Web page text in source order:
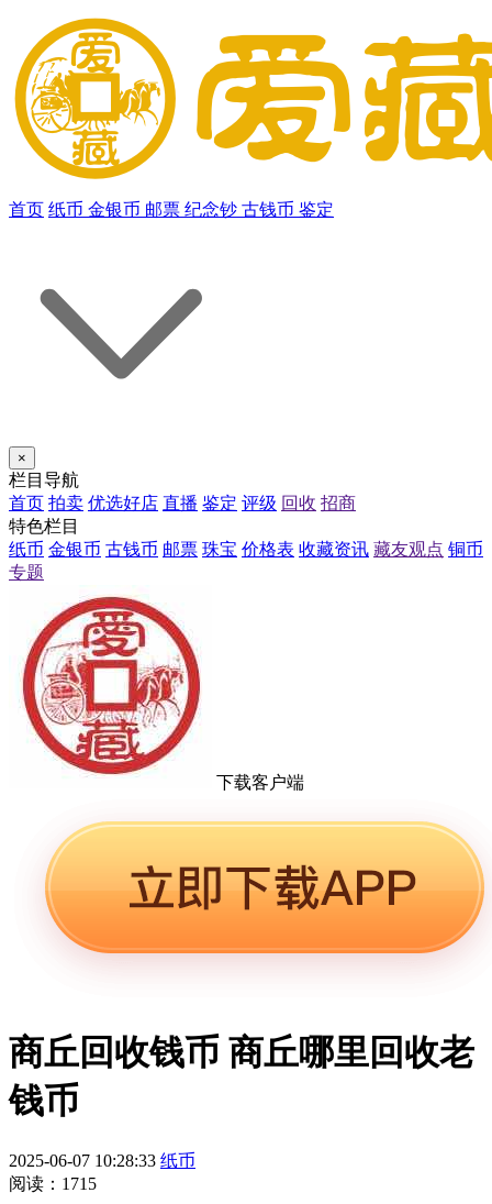
首页 纸币 金银币 邮票 纪念钞 古钱币 鉴定
×
栏目导航
首页 拍卖 优选好店 直播 鉴定 评级 回收 招商
特色栏目
纸币 金银币 古钱币 邮票 珠宝 价格表 收藏资讯 藏友观点 铜币
专题
下载客户端
商丘回收钱币 商丘哪里回收老
钱币
2025-06-07 10:28:33 纸币
阅读：1715